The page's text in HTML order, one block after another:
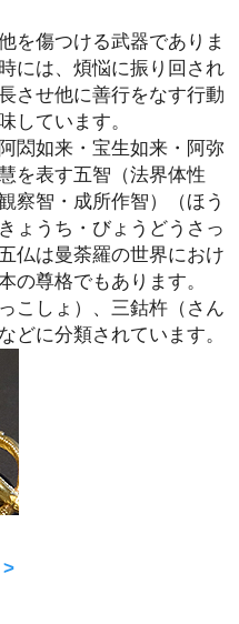
を傷つける武器でありま
には、煩悩に振り回され
させ他に善行をなす行動
しています。
閦如来・宝生如来・阿弥
を表す五智（法界体性
察智・成所作智）（ほう
ょうち・びょうどうさっ
仏は曼荼羅の世界におけ
の尊格でもあります。
こしょ）、三鈷杵（さん
どに分類されています。
>